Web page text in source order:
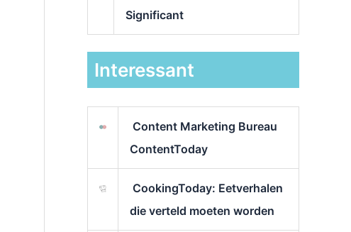
Significant
Interessant
Content Marketing Bureau
ContentToday
CookingToday: Eetverhalen
die verteld moeten worden